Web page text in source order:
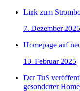
Link zum
7. Dezember 2025
Homepage auf
13. Februar 2025
Der TuS
gesonderter